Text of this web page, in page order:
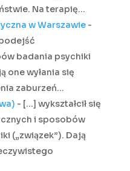
Na terapię…
w Warszawie-
badania psychiki
one wyłania się
zaburzeń…
- […] wykształcił się
i sposobów
(„związek”). Dają